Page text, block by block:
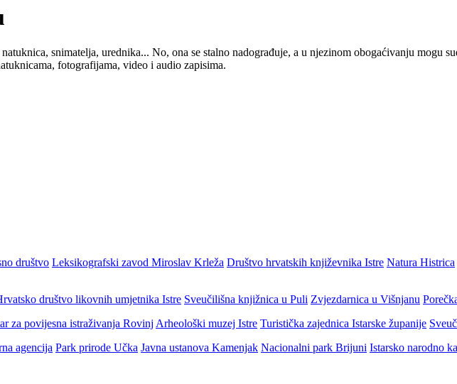
snimatelja, urednika... No, ona se stalno nadograđuje, a u njezinom obogaćivanju mogu
fotografijama, video i audio zapisima.
društvo Leksikografski zavod Miroslav Krleža Društvo hrvatskih književnika Istre Natura Histrica
društvo likovnih umjetnika Istre Sveučilišna knjižnica u Puli Zvjezdarnica u Višnjanu
za povijesna istraživanja Rovinj Arheološki muzej Istre Turistička zajednica Istarske županije
agencija Park prirode Učka Javna ustanova Kamenjak Nacionalni park Brijuni Istarsko narodno